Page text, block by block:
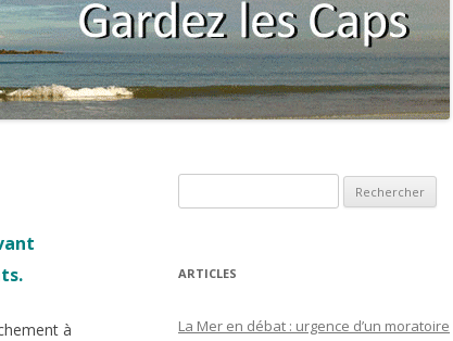
MARIN
DES
.
à
e
h
r
ARTICLES
La Mer en débat : urgence d’un moratoire